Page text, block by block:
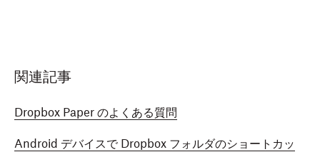
関連記事
Dropbox Paper のよくある質問
Android デバイスで Dropbox フォルダのショートカッ